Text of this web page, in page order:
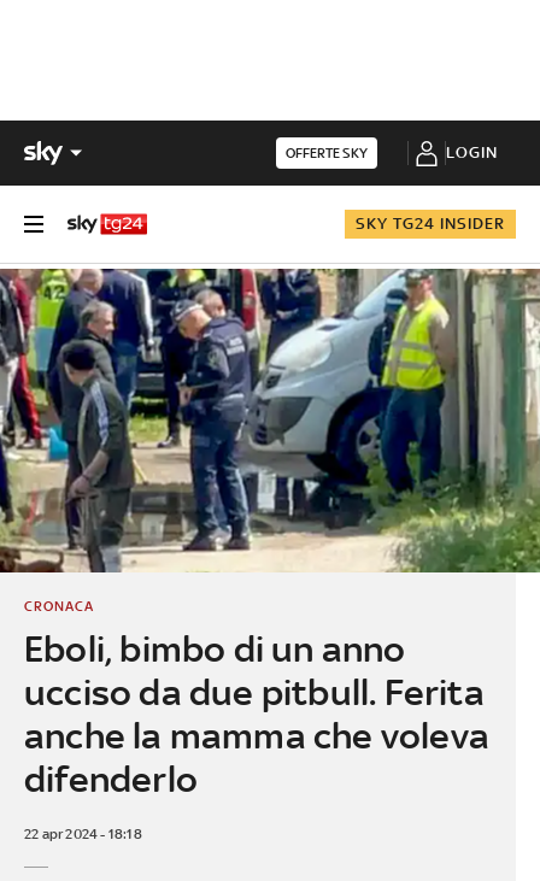
OFFERTE SKY LOGIN
SKY TG24 INSIDER
Eboli, bimbo di un anno
ucciso da due pitbull. Ferita
anche la mamma che voleva
difenderlo
CRONACA
22 apr 2024 - 18:18